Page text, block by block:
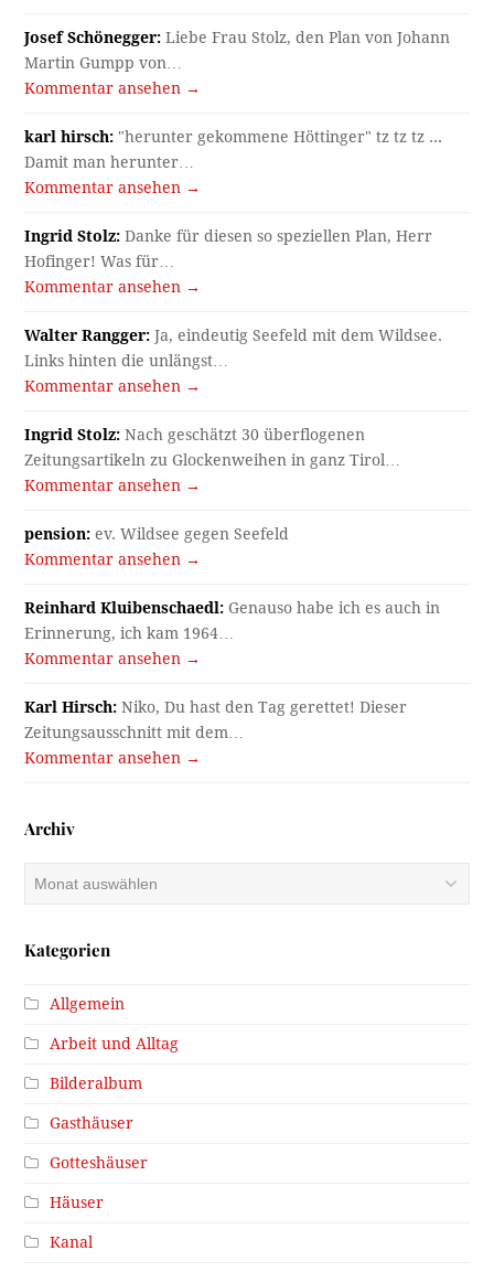
Josef Schönegger: Liebe Frau Stolz, den Plan von Johann
Martin Gumpp von…
Kommentar ansehen →
karl hirsch: "herunter gekommene Höttinger" tz tz tz ...
Damit man herunter…
Kommentar ansehen →
Ingrid Stolz: Danke für diesen so speziellen Plan, Herr
Hofinger! Was für…
Kommentar ansehen →
Walter Rangger: Ja, eindeutig Seefeld mit dem Wildsee.
Links hinten die unlängst…
Kommentar ansehen →
Ingrid Stolz: Nach geschätzt 30 überflogenen
Zeitungsartikeln zu Glockenweihen in ganz Tirol…
Kommentar ansehen →
pension: ev. Wildsee gegen Seefeld
Kommentar ansehen →
Reinhard Kluibenschaedl: Genauso habe ich es auch in
Erinnerung, ich kam 1964…
Kommentar ansehen →
Karl Hirsch: Niko, Du hast den Tag gerettet! Dieser
Zeitungsausschnitt mit dem…
Kommentar ansehen →
Archiv
Archiv
Kategorien
Allgemein
Arbeit und Alltag
Bilderalbum
Gasthäuser
Gotteshäuser
Häuser
Kanal